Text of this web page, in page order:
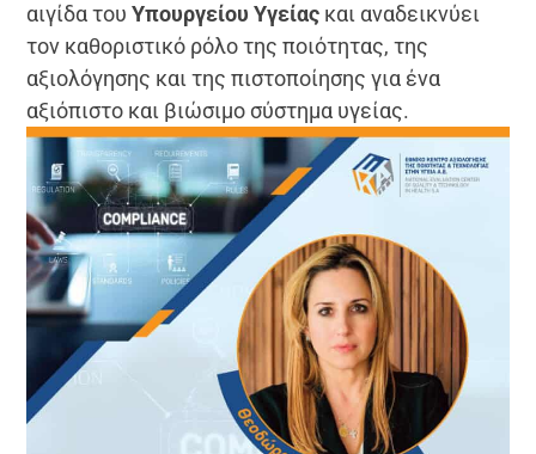
αιγίδα τουΥπουργείου Υγείας και αναδεικνύει
τον καθοριστικό ρόλο της ποιότητας, της
αξιολόγησης και της πιστοποίησης για ένα
αξιόπιστο και βιώσιμο σύστημα υγείας.